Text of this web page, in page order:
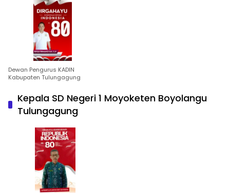
Dewan Pengurus KADIN
Kabupaten Tulungagung
Kepala SD Negeri 1 Moyoketen Boyolangu
Tulungagung